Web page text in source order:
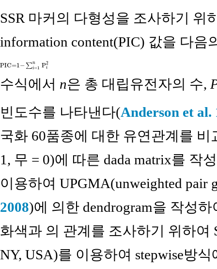
SSR 마커의 다형성을 조사하기 위
information content(PIC) 값을 다
PIC=1− ∑n
i=1 P2
i
PIC=1−∑ =1nP 2
수식에서 n은 총 대립유전자의 수,
빈도수를 나타낸다(Anderson et al.
국화 60품종에 대한 유연관계를
1, 무 = 0)에 따른 dada matrix를 작
이용하여 UPGMA(unweighted pair
2008)에 의한 dendrogram을 작성
화색과 의 관계를 조사하기 위하여
NY, USA)를 이용하여 stepwise방